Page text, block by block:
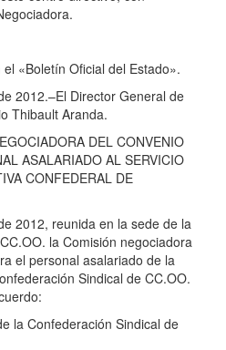
«Boletín Oficial del Estado».
2012.–El Director General de
Thibault Aranda.
DEL CONVENIO
ASALARIADO AL SERVICIO
CONFEDERAL DE
2012, reunida en la sede de la
la Comisión negociadora
el personal asalariado de la
Sindical de CC.OO.
la Confederación Sindical de